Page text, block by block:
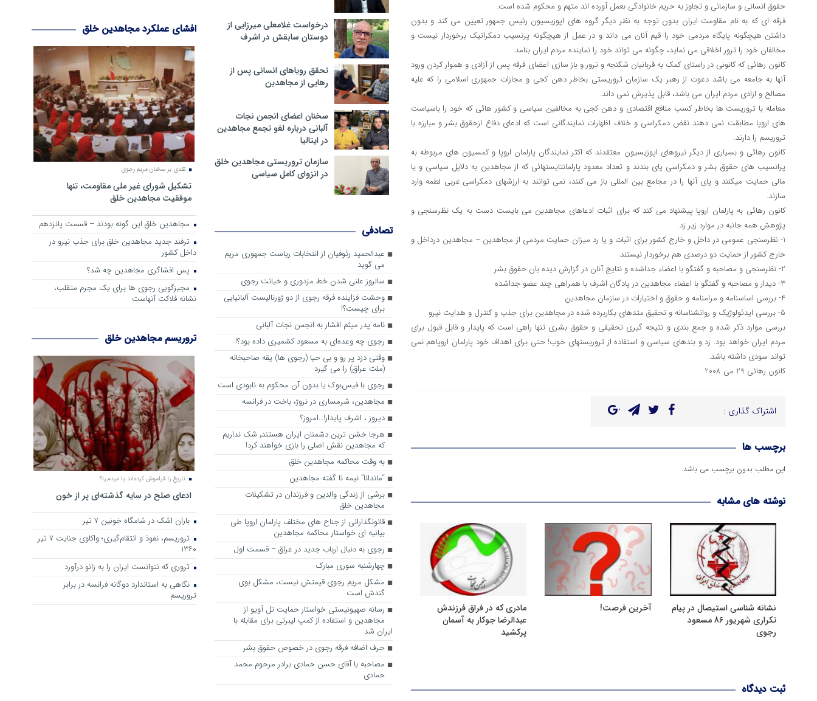
حقوق انسانی و سازمانی و تجاوز به حریم خانوادگی بعمل آورده اند متهم و محکوم شده است.
فرقه ای که به نام مقاومت ایران بدون توجه به نظر دیگر گروه های اپوزیسیون رئیس جمهور تعیین می کند و بدون
داشتن هیچگونه پایگاه مردمی خود را قیم آنان می داند و در عمل از هیچگونه پرنسیب دمکراتیک برخوردار نیست و
مخالفان خود را ترور اخلاقی می نماید، چگونه می تواند خود را نماینده مردم ایران بنامد.
کانون رهائی که کانونی در راستای کمک به قربانیان شکنجه و ترور و باز سازی اعضای فرقه پس از آزادی و هموار کردن ورود
آنها به جامعه می باشد دعوت از رهبر یک سازمان تروریستی بخاطر دهن کجی و مجازات جمهوری اسلامی را که علیه
مصالح و ازادی مردم ایران می باشد، قابل پذیرش نمی داند.
معامله با تروریست ها بخاطر کسب منافع اقتصادی و دهن کجی به مخالفین سیاسی و کشور هائی که خود را باسیاست
های اروپا مطابقت نمی دهند نقض دمکراسی و خلاف اظهارات نمایندگانی است که ادعای دفاع ازحقوق بشر و مبارزه با
تروریسم را دارند.
کانون رهائی و بسیاری از دیگر نیروهای اپوزیسیون معتقدند که اکثر نمایندگان پارلمان اروپا و کمسیون های مربوطه به
پرانسیب های حقوق بشر و دمکراسی پای بندند و تعداد معدود پارلمانتایستهائی که از مجاهدین به دلایل سیاسی و یا
مالی حمایت میکنند و پای آنها را در مجامع بین المللی باز می کنند، نمی توانند به ارزشهای دمکراسی غربی لطمه وارد
سازند.
کانون رهائی به پارلمان اروپا پیشنهاد می کند که برای اثبات ادعاهای مجاهدین می بایست دست به یک نظرسنجی و
پژوهش همه جانبه در موارد زیر زد.
1- نظرسنجی عمومی در داخل و خارج کشور برای اثبات و یا رد میزان حمایت مردمی از مجاهدین – مجاهدین درداخل و
خارج کشور از حمایت دو درصدی هم برخوردار نیستند.
2- نظرسنجی و مصاحبه و گفتگو با اعضاء جداشده و نتایج آنان در گزارش دیده بان حقوق بشر
3- دیدار و مصاحبه و گفتگو با اعضاء مجاهدین در پادگان اشرف با همراهی چند عضو جداشده
4- بررسی اساسنامه و مرامنامه و حقوق و اختیارات در سازمان مجاهدین
5- بررسی ایدئولوژیک و روانشناسانه و تحقیق متدهای بکاربرده شده در مجاهدین برای جذب و کنترل و هدایت نیرو
بررسی موارد ذکر شده و جمع بندی و نتیجه گیری تحقیقی و حقوق بشری تنها راهی است که پایدار و قابل قبول برای
مردم ایران خواهد بود. زد و بندهای سیاسی و استفاده از تروریستهای خوب! حتی برای اهداف خود پارلمان اروپاهم نمی
تواند سودی داشته باشد.
کانون رهائی 29 می 2008
اشتراک گذاری :
برچسب ها
این مطلب بدون برچسب می باشد.
نوشته های مشابه
نشانه شناسی استیصال در پیام
تکراری شهریور 86 مسعود
رجوی
آخرین فرصت!
مادری که در فراق فرزندش
عبدالرضا جوکار به آسمان
پرکشید
ثبت دیدگاه
درخواست غلامعلی میرزایی از
دوستان سابقش در اشرف
تحقق رویاهای انسانی پس از
رهایی از مجاهدین
سخنان اعضای انجمن نجات
آلبانی درباره لغو تجمع مجاهدین
در ایتالیا
سازمان تروریستی مجاهدین خلق
در انزوای کامل سیاسی
تصادفی
عبدالحمید رئوفیان از انتخابات ریاست جمهوری مریم
می گوید
سالروز علنی شدن خط مزدوری و خیانت رجوی
وحشت فزاینده فرقه رجوی از دو ژورنالیست آلبانیایی
برای چیست؟!
نامه پدر میثم افشار به انجمن نجات آلبانی
رجوی چه وعده‌ای به مسعود کشمیری داده بود؟!
وقتی دزد پر رو و بی حیا (رجوی ها) یقه صاحبخانه
(ملت عراق) را می گیرد
رجوی با فیس‌بوک یا بدون آن محکوم به نابودی است
مجاهدین، شرم‎ساری در نروژ، باخت در فرانسه
ديروز ، اشرف پايدار!…امروز؟
هرجا خشن ترین دشمنان ایران هستند٬ شک نداریم
که مجاهدین نقش اصلی را بازی خواهند کرد!
به وقت محاکمه مجاهدین خلق
“ماندانا” نیمه نا گفته مجاهدین
برشی از زندگی والدین و فرزندان در تشکیلات
مجاهدین خلق
قانونگذارانی از جناح های مختلف پارلمان اروپا طی
بیانیه ای خواستار محاکمه مجاهدین
رجوی به دنبال ارباب جدید در عراق – قسمت اول
چهارشنبه سوری مبارک
مشکل مریم رجوی قیمتش نیست، مشکل بوی
گندش است
رسانه صهیونیستی خواستار حمایت تل آویو از
مجاهدین و استفاده از کمپ لیبرتی برای مقابله با
ایران شد
حرف اضافه فرقه رجوی در خصوص حقوق بشر
مصاحبه با آقای حسن حمادی برادر مرحوم محمد
حمادی
افشای عملکرد مجاهدین خلق
نقدی بر سخنان مریم رجوی
تشکیل شورای غیر ملی مقاومت، تنها
موفقیت مجاهدین خلق
مجاهدین خلق این گونه بودند – قسمت پانزدهم
ترفند جدید مجاهدین خلق برای جذب نیرو در
داخل کشور
پس افشاگری مجاهدین چه شد؟
مجیزگویی رجوی ها برای یک مجرم متقلب،
نشانه فلاکت آنهاست
تروریسم مجاهدین خلق
تاریخ را فراموش کرده‌اند یا مردم را؟
ادعای صلح در سایه گذشته‌ای پر از خون
باران اشک در شامگاه خونین 7 تیر
تروریسم، نفوذ و انتقام‌گیری؛ واکاوی جنایت ۷ تیر
۱۳۶۰
تروری که نتوانست ایران را به زانو درآورد
نگاهی به استاندارد دوگانه فرانسه در برابر
تروریسم